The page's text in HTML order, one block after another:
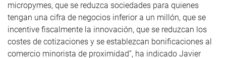
micropymes, que se reduzca sociedades para quienes
tengan una cifra de negocios inferior a un millón, que se
incentive fiscalmente la innovación, que se reduzcan los
costes de cotizaciones y se establezcan bonificaciones al
comercio minorista de proximidad”, ha indicado Javier